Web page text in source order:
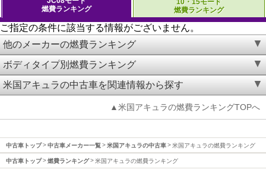
燃費ランキング
燃費ランキング
ご指定の条件に該当する情報がございません。
他のメーカーの燃費ランキング
ボディタイプ別燃費ランキング
米国アキュラの中古車を関連情報から探す
▲米国アキュラの燃費ランキングTOPへ
中古車トップ 中古車メーカー一覧 米国アキュラの中古車 米国アキュラの燃費ランキング
中古車トップ 燃費ランキング 米国アキュラの燃費ランキング